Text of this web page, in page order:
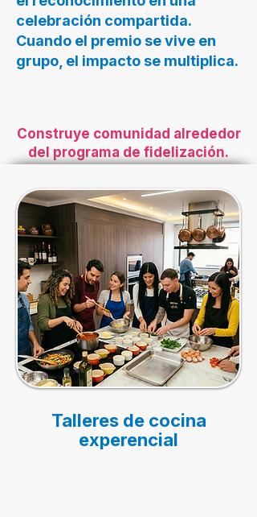
celebración compartida.
Cuando el premio se vive en
grupo, el impacto se multiplica.​
Construye comunidad alrededor
del programa de fidelización.
Talleres de cocina
experencial